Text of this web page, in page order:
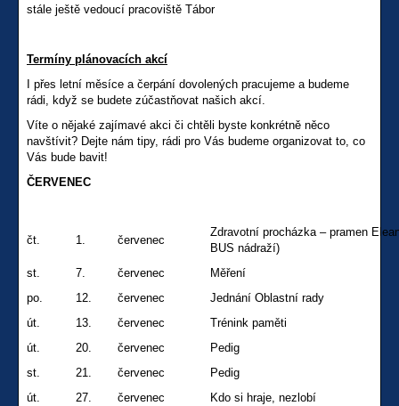
stále ještě vedoucí pracoviště Tábor
Termíny plánovacích akcí
I přes letní měsíce a čerpání dovolených pracujeme a budeme
rádi, když se budete zúčastňovat našich akcí.
Víte o nějaké zajímavé akci či chtěli byste konkrétně něco
navštívit? Dejte nám tipy, rádi pro Vás budeme organizovat to, co
Vás bude bavit!
ČERVENEC
čt. 1. červenec
Zdravotní procházka – pramen
BUS nádraží)
st.
7. červenec
Měření
po.
12. červenec
Jednání Oblastní rady
út.
13. červenec
Trénink paměti
út.
20. červenec
Pedig
st.
21. červenec
Pedig
út.
27. červenec
Kdo si hraje, nezlobí